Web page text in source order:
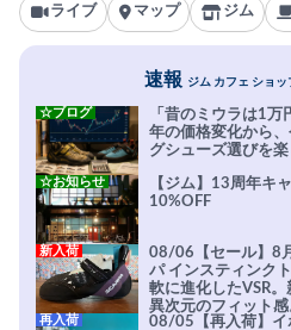
ライブ マップ ジム
速報 ジム カフェ ショッ
「昔のミウラは1万
年の価格変化から
グシューズ選びを
☆ブログ
【ジム】13周年キ
10%OFF
☆お知らせ
08/06【セール】8
パ インスティンク
軟に進化したVSR
異次元のフィット感
新入荷
08/05【再入荷】イ
再入荷